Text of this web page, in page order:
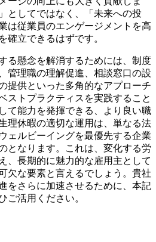
としてではなく、「未来への投
は従業員のエンゲージメントを高
確立できるはずです。
る懸念を解消するためには、制度
管理職の理解促進、相談窓口の設
提供といった多角的なアプローチ
ストプラクティスを実践すること
て能力を発揮できる、より良い職
理休暇の適切な運用は、単なる法
ェルビーイングを最優先する企業
となります。これは、変化する労
、長期的に魅力的な雇用主として
欠な要素と言えるでしょう。貴社
をさらに加速させるために、本記
ご活用ください。